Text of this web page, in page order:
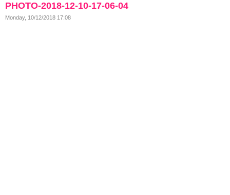
PHOTO-2018-12-10-17-06-04
Monday, 10/12/2018 17:08